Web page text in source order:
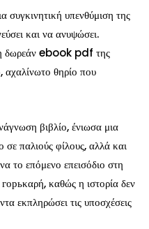
συγκινητική υπενθύμιση της
και να ανυψώσει.
δωρεάν ebook pdf της
αχαλίνωτο θηρίο που
βιβλίο, ένιωσα μια
σε παλιούς φίλους, αλλά και
το επόμενο επεισόδιο στη
καθώς η ιστορία δεν
εκπληρώσει τις υποσχέσεις